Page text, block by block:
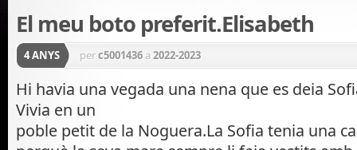
El meu boto preferit.Elisabeth
4 ANYS perc5001436 a 2022-2023
Hi havia una vegada una nena que es deia
Vivia en un
poble petit de la Noguera.La Sofia tenia una